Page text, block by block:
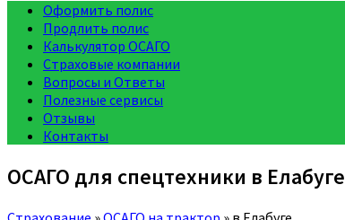
Оформить полис
Продлить полис
Калькулятор ОСАГО
Страховые компании
Вопросы и Ответы
Полезные сервисы
Отзывы
Контакты
ОСАГО для спецтехники в Елабуге